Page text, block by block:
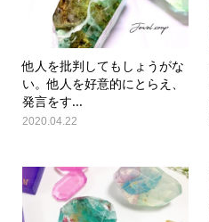
他人を批判してもしょうがな
い。他人を好意的にとらえ、
発言をす...
2020.04.22